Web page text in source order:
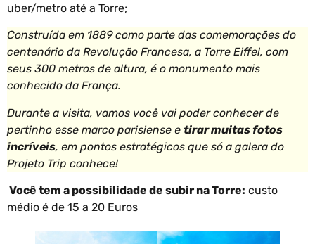
uber/metro até a Torre;
Construída em 1889 como parte das comemorações do
centenário da Revolução Francesa, a Torre Eiffel, com
seus 300 metros de altura, é o monumento mais
conhecido da França.
Durante a visita, vamos você vai poder conhecer de
pertinho esse marco parisiense e tirar muitas fotos
incríveis, em pontos estratégicos que só a galera do
Projeto Trip conhece!
Você tem a possibilidade de subir na Torre: custo
médio é de 15 a 20 Euros